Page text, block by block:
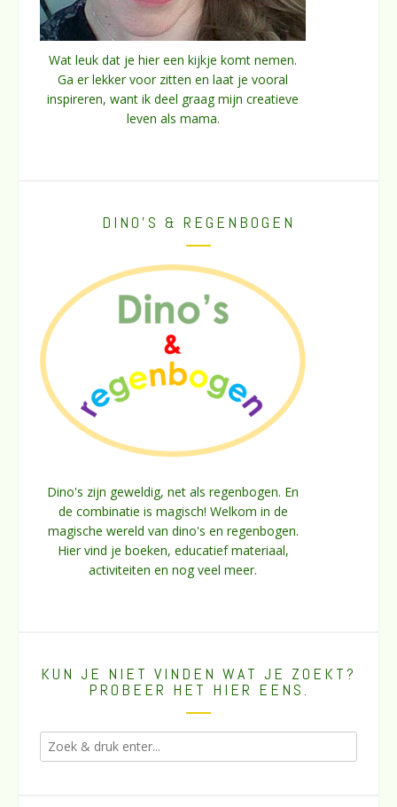
Wat leuk dat je hier een kijkje komt nemen.
Ga er lekker voor zitten en laat je vooral
inspireren, want ik deel graag mijn creatieve
leven als mama.
DINO’S & REGENBOGEN
Dino's zijn geweldig, net als regenbogen. En
de combinatie is magisch! Welkom in de
magische wereld van dino's en regenbogen.
Hier vind je boeken, educatief materiaal,
activiteiten en nog veel meer.
KUN JE NIET VINDEN WAT JE ZOEKT?
PROBEER HET HIER EENS.